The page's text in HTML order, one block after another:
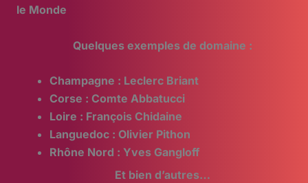
le Monde
Quelques exemples de domaine :
Champagne : Leclerc Briant
Corse : Comte Abbatucci
Loire : François Chidaine
Languedoc : Olivier Pithon
Rhône Nord : Yves Gangloff
Et bien d’autres…